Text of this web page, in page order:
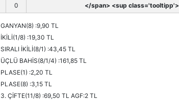
0 </span> <sup class='tooltipp'>
GANYAN(8) :9,90 TL
İKİLİ(1/8) :19,30 TL
SIRALI İKİLİ(8/1) :43,45 TL
ÜÇLÜ BAHİS(8/1/4) :161,85 TL
PLASE(1) :2,20 TL
PLASE(8) :3,15 TL
3. ÇİFTE(11/8) :69,50 TL AGF:2 TL